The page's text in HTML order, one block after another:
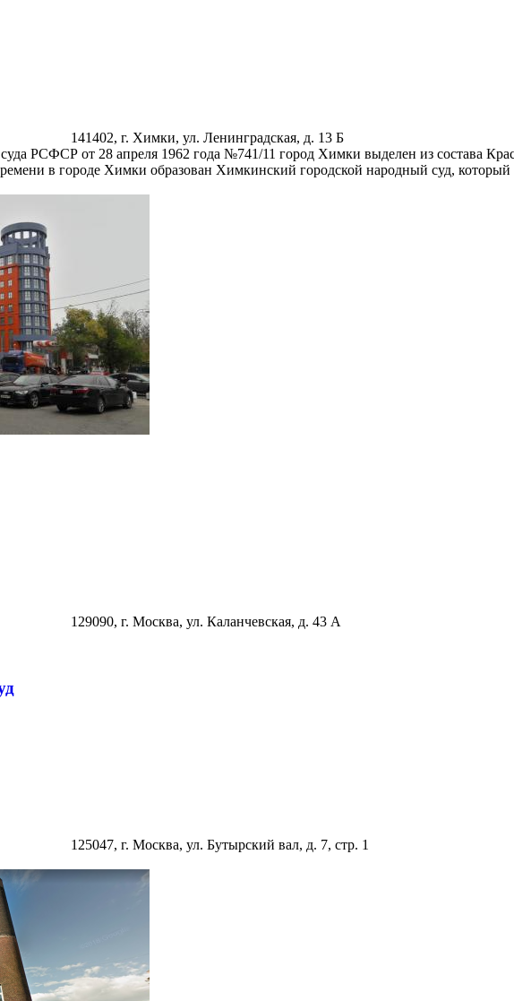
141402, г. Химки, ул. Ленинградская, д. 13 Б
РСФСР от 28 апреля 1962 года №741/11 город Химки выделен из состава
в городе Химки образован Химкинский городской народный суд, который
129090, г. Москва, ул. Каланчевская, д. 43 А
125047, г. Москва, ул. Бутырский вал, д. 7, стр. 1